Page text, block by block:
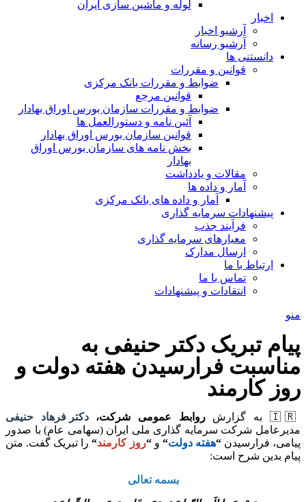
لوله و ماشین سازی ایران
اخبار
آرشیو اخبار
آرشیو رسانه
دانستنی ها
قوانین و مقررات
ضوابط و مقررات بانک مرکزی
قوانين مرجع
ضوابط و مقررات سازمان بورس اوراق بهادار
آئین نامه و دستورالعمل ها
قوانین سازمان بورس اوراق بهادار
بخش نامه های سازمان بورس اوراق
بهادار
مقالات و یادداشت
آمار و داده ها
آمار و داده های بانک مرکزی
پیشنهادات سرمایه گذاری
فرآیند جذب
معیارهای سرمایه گذاری
ارسال مدارک
ارتباط با ما
تماس با ما
انتقادات و پیشنهادات
منو
پیام تبریک دکتر حنیفی به
مناسبت فرارسیدن هفته دولت و
روز کارمند
🇮🇷 به گزارش روابط عمومی شرکت،دکتر فرهاد حنیفی
مدیرعامل شرکت سرمایه گذاری ملی ایران (سهامی عام) با صدور
پیامی، فرارسیدن“هفته دولت“ و“روز کارمند“را تبریک گفت. متن
پیام بدین شرح است:
بسمه تعالی